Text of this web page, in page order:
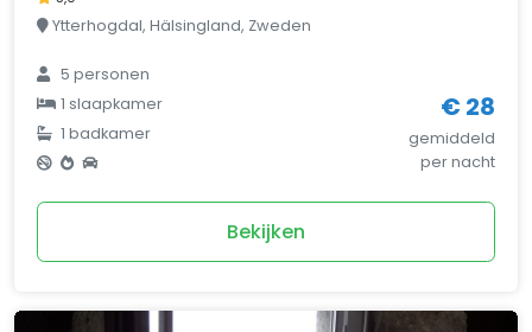
Ytterhogdal, Hälsingland, Zweden
5 personen
1 slaapkamer
1 badkamer
€ 28
gemiddeld
per nacht
Bekijken